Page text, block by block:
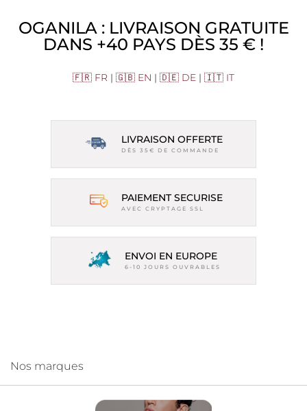
OGANILA : LIVRAISON GRATUITE
DANS +40 PAYS DÈS 35 € !
🇫🇷 FR | 🇬🇧 EN | 🇩🇪 DE | 🇮🇹 IT
LIVRAISON OFFERTE
DÈS 35€ DE COMMANDE
PAIEMENT SECURISE
AVEC CRYPTAGE SSL
ENVOI EN EUROPE
6-10 JOURS OUVRABLES
Nos marques